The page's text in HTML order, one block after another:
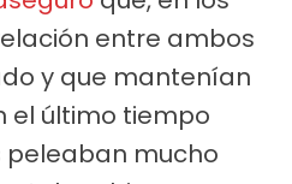
entre ambos
y que mantenían
el último tiempo
peleaban mucho